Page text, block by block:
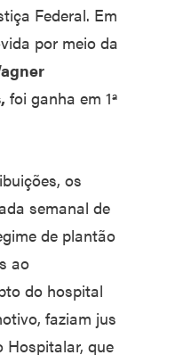
Federal. Em
por meio da
foi ganha em 1ª
os
semanal de
de plantão
ao
do hospital
faziam jus
Hospitalar, que